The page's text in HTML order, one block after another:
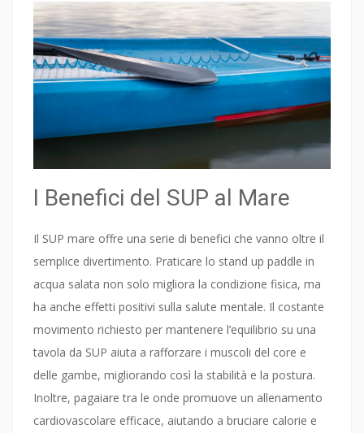
I Benefici del SUP al Mare
Il SUP mare offre una serie di benefici che vanno oltre il
semplice divertimento. Praticare lo stand up paddle in
acqua salata non solo migliora la condizione fisica, ma
ha anche effetti positivi sulla salute mentale. Il costante
movimento richiesto per mantenere l’equilibrio su una
tavola da SUP aiuta a rafforzare i muscoli del core e
delle gambe, migliorando così la stabilità e la postura.
Inoltre, pagaiare tra le onde promuove un allenamento
cardiovascolare efficace, aiutando a bruciare calorie e